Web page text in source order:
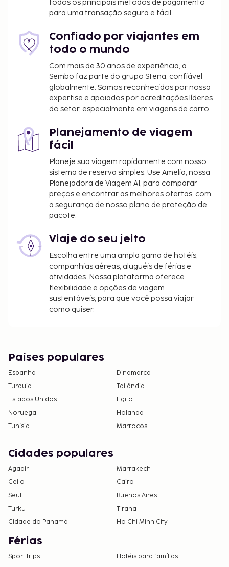
aplicáveis:
Depósito para cobertura de danos eventuais:
500 GBP por estadia
Incluímos todas as taxas que o alojamento nos
comunicou.
Tarifa de estacionamento seguro sem
assistência: 20 GBP por noite
A lista anterior pode não estar completa. As taxas e
os depósitos podem não incluir impostos e estão
sujeitos a alterações.
altura dos veículos.
todos os principais métodos de pagamento
para uma transação segura e fácil.
Confiado por viajantes em
todo o mundo
Com mais de 30 anos de experiência, a
Sembo faz parte do grupo Stena, confiável
globalmente. Somos reconhecidos por nossa
expertise e apoiados por acreditações líderes
do setor, especialmente em viagens de carro.
Planejamento de viagem
fácil
Planeje sua viagem rapidamente com nosso
sistema de reserva simples. Use Amelia, nossa
Planejadora de Viagem AI, para comparar
preços e encontrar as melhores ofertas, com
a segurança de nosso plano de proteção de
pacote.
Viaje do seu jeito
Escolha entre uma ampla gama de hotéis,
companhias aéreas, aluguéis de férias e
atividades. Nossa plataforma oferece
flexibilidade e opções de viagem
sustentáveis, para que você possa viajar
como quiser.
Países populares
Espanha
Dinamarca
Turquia
Tailândia
Estados Unidos
Egito
Noruega
Holanda
Tunísia
Marrocos
Cidades populares
Agadir
Marrakech
Geilo
Cairo
Seul
Buenos Aires
Turku
Tirana
Cidade do Panamá
Ho Chi Minh City
Férias
Sport trips Hotéis para famílias